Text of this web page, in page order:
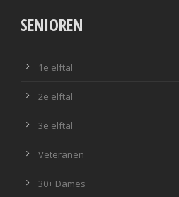
SENIOREN
1e elftal
2e elftal
3e elftal
Veteranen
30+ Dames